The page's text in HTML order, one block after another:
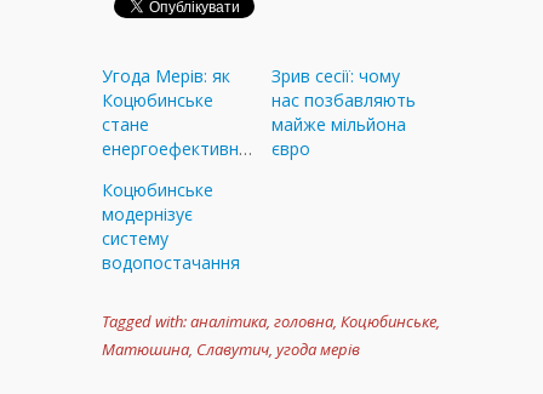
Угода Мерів: як
Коцюбинське
стане
енергоефективним
Зрив сесії: чому
нас позбавляють
майже мільйона
євро
Коцюбинське
модернізує
систему
водопостачання
Tagged with:аналітика головна Коцюбинське
Матюшина Славутич угода мерів